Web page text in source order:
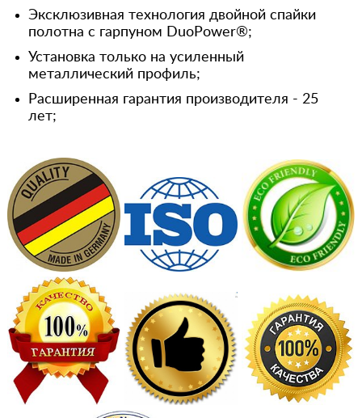
Эксклюзивная технология двойной спайки
полотна с гарпуном DuoPower®;
Установка только на усиленный
металлический профиль;
Расширенная гарантия производителя - 25
лет;